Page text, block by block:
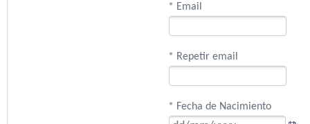
* Email
* Repetir email
* Fecha de Nacimiento